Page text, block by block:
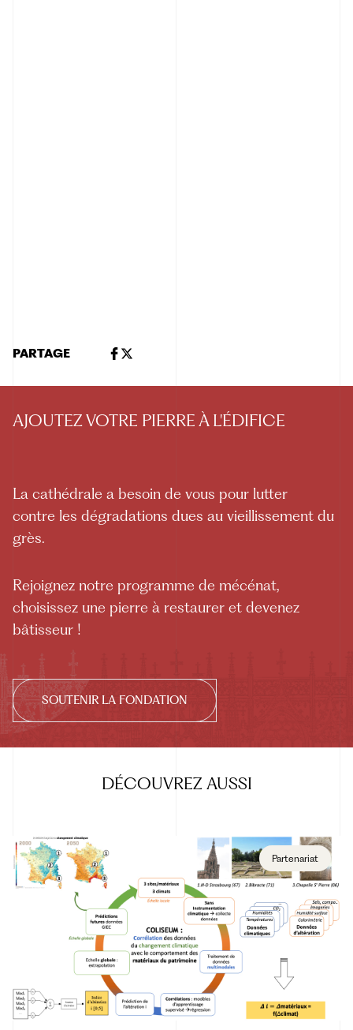
PARTAGE
AJOUTEZ VOTRE PIERRE À L'ÉDIFICE
La cathédrale a besoin de vous pour lutter
contre les dégradations dues au vieillissement du
grès.
Rejoignez notre programme de mécénat,
choisissez une pierre à restaurer et devenez
bâtisseur !
SOUTENIR LA FONDATION
DÉCOUVREZ AUSSI
Partenariat